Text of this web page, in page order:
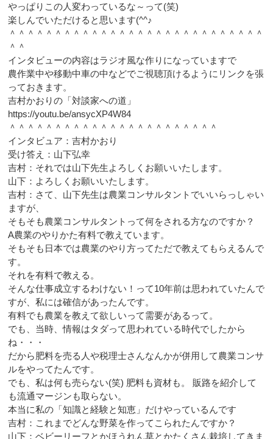
やっぱりこの人変わっているな～って(笑)
楽しんでいただけると思います(^^♪
＾＾＾＾＾＾＾＾＾＾＾＾＾＾＾＾＾＾＾＾＾＾＾＾＾＾＾＾
＾＾
インタビューの内容はラジオ風な作りになっていますで
農作業中や移動中車の中などでご視聴頂けるようにリンクを張
っておきます。
吉村かおりの「対談家への道」
https://youtu.be/ansycXP4W84
＾＾＾＾＾＾＾＾＾＾＾＾＾＾＾＾＾＾＾＾＾＾＾
インタビュア：吉村かおり
受け答え：山下弘幸
吉村：それでは山下先生よろしくお願いいたします。
山下：よろしくお願いいたします。
吉村：さて、山下先生は農業コンサルタントでいいらっしゃい
ますが、
そもそも農業コンサルタントって何をされる方なのですか？
A農業のやりかた有料で教えています。
そもそも日本では農業のやり方ってただで教えてもらえるんで
す。
それを有料で教える。
そんな仕事成立するわけない！って10年前は思われていたんで
すが、私には確信があったんです。
有料でも農業を教えて欲しいって需要があるって。
でも、当時、情報はタダって思われている時代でしたから
ね・・・
だから肥料を売る人や税理士さんなんかが併用して農業コンサ
ルをやってたんです。
でも、私は何も売らない(笑) 肥料も資材も。 販路を紹介して
も流通マージンも取らない。
本当に私の「知識と経験と知恵」だけやっているんです
吉村：これまでどんな野菜を作ってこられたんですか？
山下：ベビーリーフとかほうれん草とかたくさん栽培してきま